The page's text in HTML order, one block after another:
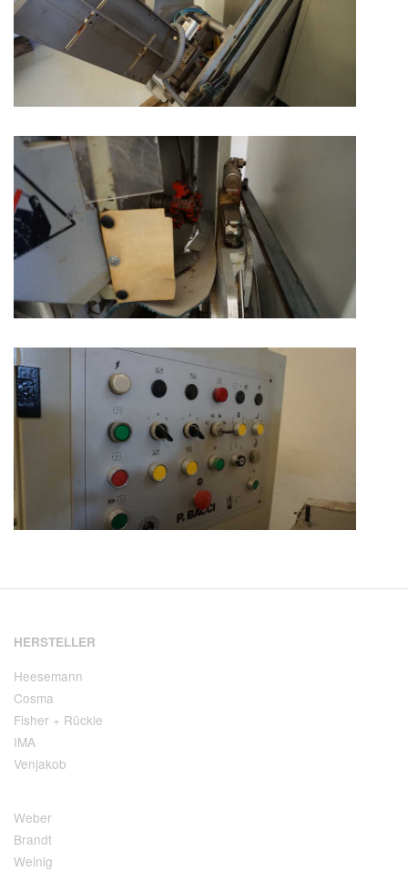
HERSTELLER
Heesemann
Cosma
Fisher + Rückle
IMA
Venjakob
Weber
Brandt
Weinig